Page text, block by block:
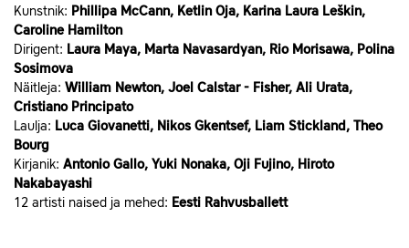
Kunstnik: Phillipa McCann, Ketlin Oja, Karina Laura Leškin,
Caroline Hamilton
Dirigent: Laura Maya, Marta Navasardyan, Rio Morisawa, Polina
Sosimova
Näitleja: William Newton, Joel Calstar - Fisher, Ali Urata,
Cristiano Principato
Laulja: Luca Giovanetti, Nikos Gkentsef, Liam Stickland, Theo
Bourg
Kirjanik: Antonio Gallo, Yuki Nonaka, Oji Fujino, Hiroto
Nakabayashi
12 artisti naised ja mehed: Eesti Rahvusballett